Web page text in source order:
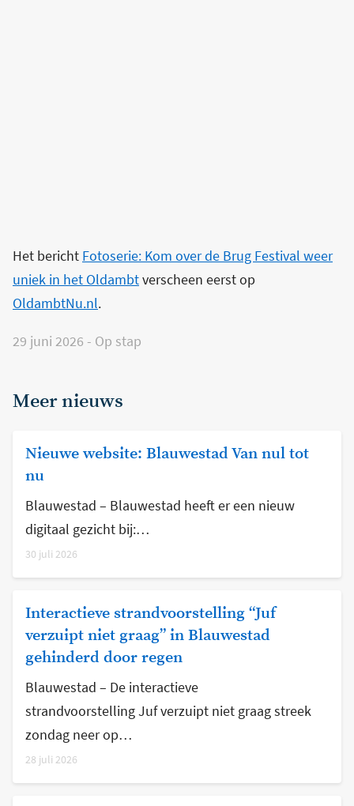
Het bericht Fotoserie: Kom over de Brug Festival weer
uniek in het Oldambtverscheen eerst op
OldambtNu.nl.
29 juni 2026 - Op stap
Meer nieuws
Nieuwe website: Blauwestad Van nul tot
nu
Blauwestad – Blauwestad heeft er een nieuw
digitaal gezicht bij:…
30 juli 2026
Interactieve strandvoorstelling “Juf
verzuipt niet graag” in Blauwestad
gehinderd door regen
Blauwestad – De interactieve
strandvoorstelling Juf verzuipt niet graag streek
zondag neer op…
28 juli 2026